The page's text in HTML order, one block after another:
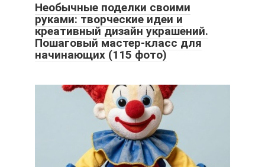
Необычные поделки своими
руками: творческие идеи и
креативный дизайн украшений.
Пошаговый мастер-класс для
начинающих (115 фото)